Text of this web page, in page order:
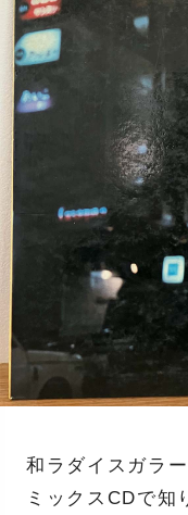
和ラダイスガラ
ミックスCDで知